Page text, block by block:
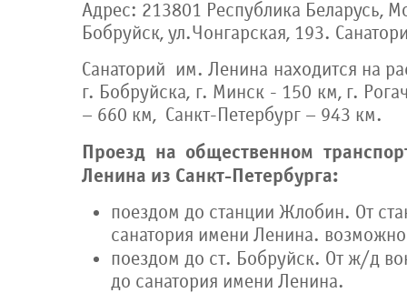
Адрес: 213801 Республика Беларусь,
Бобруйск, ул.Чонгарская, 193.
Санаторий им. Ленина находится на
г. Бобруйска, г. Минск - 150 км, г.
– 660 км, Санкт-Петербург – 943 км.
Проезд на общественном
Ленина из Санкт-Петербурга:
поездом до станции Жлобин. От
санатория имени Ленина.
поездом до ст. Бобруйск. От ж/д
до санатория имени Ленина.